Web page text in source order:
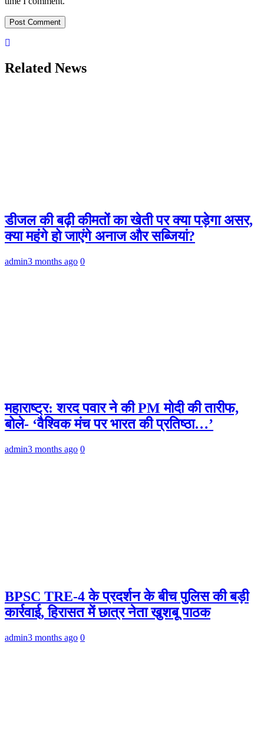
Related News
डीजल की बढ़ी कीमतों का खेती पर क्या पड़ेगा असर,
क्या महंगे हो जाएंगे अनाज और सब्जियां?
admin3 months ago 0
महाराष्ट्र: शरद पवार ने की PM मोदी की तारीफ,
बोले- ‘वैश्विक मंच पर भारत की प्रतिष्ठा…’
admin3 months ago 0
BPSC TRE-4 के प्रदर्शन के बीच पुलिस की बड़ी
कार्रवाई, हिरासत में छात्र नेता खुशबू पाठक
admin3 months ago 0